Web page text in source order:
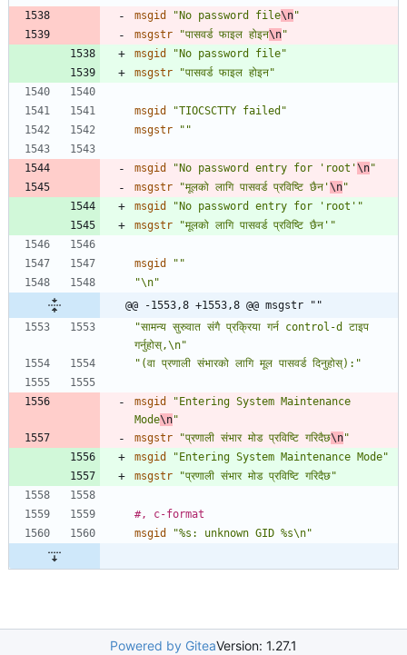
msgid "No password file\n"
msgstr
"पासवर्ड फाइल होइन\n"
msgid
"No password file"
msgstr
"पासवर्ड फाइल होइन"
msgid
"TIOCSCTTY failed"
msgstr
""
msgid "No password entry for 'root'\n"
msgstr
"मूलको लागि पासवर्ड प्रविष्टि छैन'\n"
msgid
"No password entry for 'root'"
msgstr
"मूलको लागि पासवर्ड प्रविष्टि छैन'"
msgid
""
"\n"
@@ -1553,8 +1553,8 @@ msgstr ""
"सामन्य सुरुवात संगै प्रक्रिया गर्न control-d टाइप
गर्नुहोस्,\n"
"(वा प्रणाली संभारको लागि मूल पासवर्ड दिनुहोस्):"
msgid
"Entering System Maintenance
Mode\n"
msgstr
"प्रणाली संभार मोड प्रविष्टि गरिदैछ\n"
msgid
"Entering System Maintenance Mode"
msgstr
"प्रणाली संभार मोड प्रविष्टि गरिदैछ"
#, c-format
msgid
"%s: unknown GID %s\n"
Powered by GiteaVersion: 1.27.1